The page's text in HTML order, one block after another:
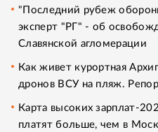
"Последний рубеж
эксперт "РГ" - об
Славянской агломерации
Как живет курортная
дронов ВСУ на пляж.
Карта высоких зарплат-
платят больше, чем в